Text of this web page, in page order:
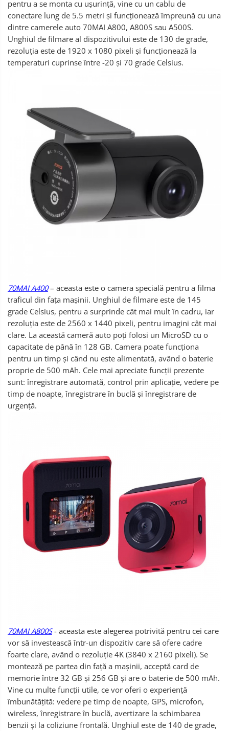
pentru a se monta cu ușurință, vine cu un cablu de
conectare lung de 5.5 metri și funcționează împreună cu una
dintre camerele auto 70MAI A800, A800S sau A500S.
Unghiul de filmare al dispozitivului este de 130 de grade,
rezoluția este de 1920 x 1080 pixeli și funcționează la
temperaturi cuprinse între -20 și 70 grade Celsius.
70MAI A400– aceasta este o camera specială pentru a filma
traficul din fața mașinii. Unghiul de filmare este de 145
grade Celsius, pentru a surprinde cât mai mult în cadru, iar
rezoluția este de 2560 x 1440 pixeli, pentru imagini cât mai
clare. La această cameră auto poți folosi un MicroSD cu o
capacitate de până în 128 GB. Camera poate funcționa
pentru un timp și când nu este alimentată, având o baterie
proprie de 500 mAh. Cele mai apreciate funcții prezente
sunt: înregistrare automată, control prin aplicație, vedere pe
timp de noapte, înregistrare în buclă și înregistrare de
urgență.
70MAI A800S - aceasta este alegerea potrivită pentru cei care
vor să investească într-un dispozitiv care să ofere cadre
foarte clare, având o rezoluție 4K (3840 x 2160 pixeli). Se
montează pe partea din față a mașinii, acceptă card de
memorie între 32 GB și 256 GB și are o baterie de 500 mAh.
Vine cu multe funcții utile, ce vor oferi o experiență
îmbunătățită: vedere pe timp de noapte, GPS, microfon,
wireless, înregistrare în buclă, avertizare la schimbarea
benzii și la coliziune frontală. Unghiul este de 140 de grade,